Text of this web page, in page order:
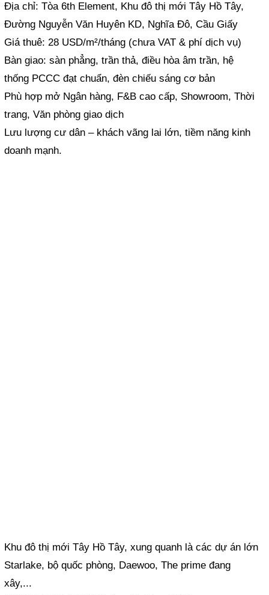
Địa chỉ: Tòa 6th Element, Khu đô thị mới Tây Hồ Tây,
Đường Nguyễn Văn Huyên KD, Nghĩa Đô, Cầu Giấy
Giá thuê: 28 USD/m²/tháng (chưa VAT & phí dịch vụ)
Bàn giao: sàn phẳng, trần thả, điều hòa âm trần, hệ
thống PCCC đạt chuẩn, đèn chiếu sáng cơ bản
Phù hợp mở Ngân hàng, F&B cao cấp, Showroom, Thời
trang, Văn phòng giao dịch
Lưu lượng cư dân – khách vãng lai lớn, tiềm năng kinh
doanh mạnh.
Khu đô thị mới Tây Hồ Tây, xung quanh là các dự án lớn
Starlake, bộ quốc phòng, Daewoo, The prime đang
xây,...